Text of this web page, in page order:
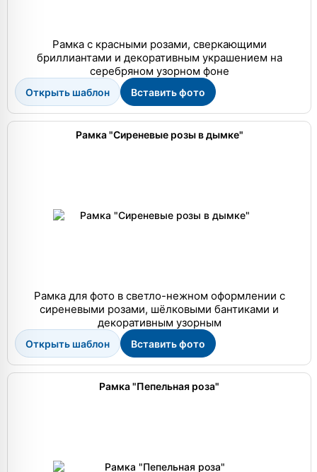
Рамка с красными розами, сверкающими
бриллиантами и декоративным украшением на
серебряном узорном фоне
Открыть шаблон Вставить фото
Рамка "Сиреневые розы в дымке"
Рамка для фото в светло-нежном оформлении с
сиреневыми розами, шёлковыми бантиками и
декоративным узорным
Открыть шаблон Вставить фото
Рамка "Пепельная роза"